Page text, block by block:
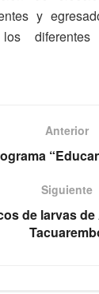
y
Anterior
Siguiente
de larvas